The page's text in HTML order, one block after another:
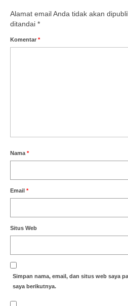
Alamat email Anda tidak akan
ditandai *
Komentar *
Nama *
Email *
Situs Web
Simpan nama, email, dan situs web saya
saya berikutnya.